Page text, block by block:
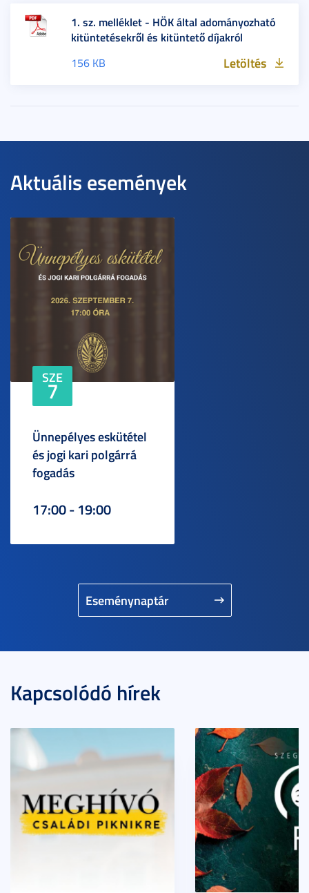
1. sz. melléklet - HÖK által adományozható
kitüntetésekről és kitüntető díjakról
156 KB Letöltés
Aktuális események
Eseménynaptár
SZE
7
Ünnepélyes eskütétel
és jogi kari polgárrá
fogadás
17:00 - 19:00
Kapcsolódó hírek